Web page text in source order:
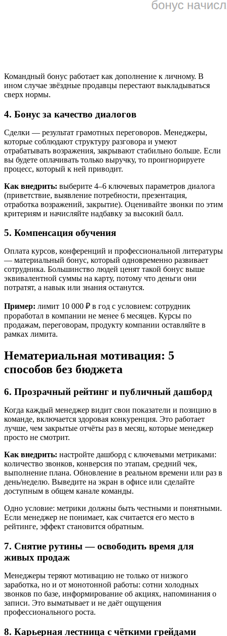
Командный бонус работает как дополнение к личному. В
ином случае звёздные продавцы перестают выкладываться
сверх нормы.
4. Бонус за качество диалогов
Сделки — результат грамотных переговоров. Менеджеры,
которые соблюдают структуру разговора и умеют
отрабатывать возражения, закрывают стабильно больше. Если
вы будете оплачивать только выручку, то проигнорируете
процесс, который к ней приводит.
Как внедрить: выберите 4–6 ключевых параметров диалога
(приветствие, выявление потребности, презентация,
отработка возражений, закрытие). Оценивайте звонки по этим
критериям и начисляйте надбавку за высокий балл.
5. Компенсация обучения
Оплата курсов, конференций и профессиональной литературы
— материальный бонус, который одновременно развивает
сотрудника. Большинство людей ценят такой бонус выше
эквивалентной суммы на карту, потому что деньги они
потратят, а навык или знания останутся.
Пример: лимит 10 000 ₽ в год с условием: сотрудник
проработал в компании не менее 6 месяцев. Курсы по
продажам, переговорам, продукту компании оставляйте в
рамках лимита.
Нематериальная мотивация: 5
способов без бюджета
6. Прозрачный рейтинг и публичный дашборд
Когда каждый менеджер видит свои показатели и позицию в
команде, включается здоровая конкуренция. Это работает
лучше, чем закрытые отчёты раз в месяц, которые менеджер
просто не смотрит.
Как внедрить: настройте дашборд с ключевыми метриками:
количество звонков, конверсия по этапам, средний чек,
выполнение плана. Обновление в реальном времени или раз в
день/неделю. Выведите на экран в офисе или сделайте
доступным в общем канале команды.
Одно условие: метрики должны быть честными и понятными.
Если менеджер не понимает, как считается его место в
рейтинге, эффект становится обратным.
7. Снятие рутины — освободить время для
живых продаж
Менеджеры теряют мотивацию не только от низкого
заработка, но и от монотонной работы: сотни холодных
звонков по базе, информирование об акциях, напоминания о
записи. Это выматывает и не даёт ощущения
профессионального роста.
8. Карьерная лестница с чёткими грейдами